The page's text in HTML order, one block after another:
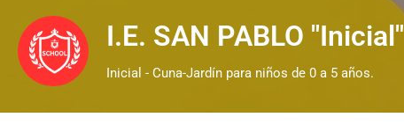
I.E. SAN PABLO "Inicial"
Inicial - Cuna-Jardín para niños de 0 a 5 años.